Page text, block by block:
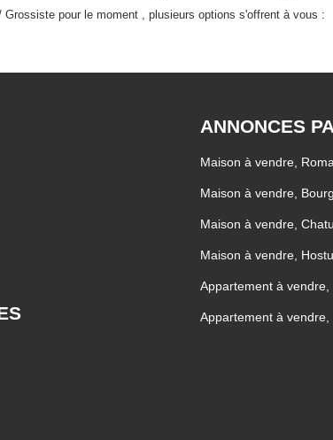
pour le moment , plusieurs options s'offrent à vous :
ANNONCES
Maison à vendre,
Maison à vendre,
Maison à vendre,
Maison à vendre,
Appartement à
Appartement à